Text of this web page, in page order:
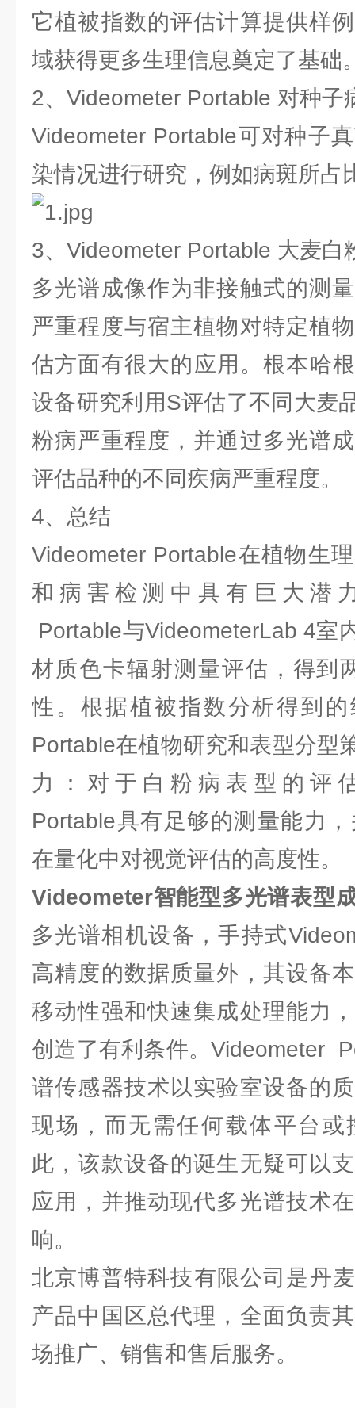
它植被指数的评估计算提供样
域获得更多生理信息奠定了基础
2、Videometer Portable 对种子
Videometer Portable可对种子
染情况进行研究，例如病斑所占
3、Videometer Portable 大麦白
多光谱成像作为非接触式的测
严重程度与宿主植物对特定植
估方面有很大的应用。根本哈
设备研究利用S评估了不同大麦
粉病严重程度，并通过多光谱
评估品种的不同疾病严重程度。
4、总结
Videometer Portable在植物生
和病害检测中具有巨大潜
Portable与VideometerLab 4室
材质色卡辐射测量评估，得到
性。根据植被指数分析得到的
Portable在植物研究和表型分型
力：对于白粉病表型的评
Portable具有足够的测量能力
在量化中对视觉评估的高度性。
Videometer智能型多光谱表型
多光谱相机设备，手持式
高精度的数据质量外，其设备
移动性强和快速集成处理能力
创造了有利条件。Videometer
谱传感器技术以实验室设备的
现场，而无需任何载体平台或
此，该款设备的诞生无疑可以
应用，并推动现代多光谱技术
响。
北京博普特科技有限公司是丹
产品中国区总代理，全面负责
场推广、销售和售后服务。